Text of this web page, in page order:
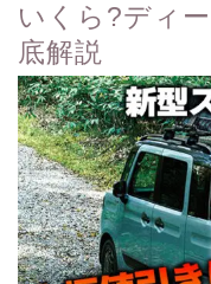
いくら?ディ
底解説